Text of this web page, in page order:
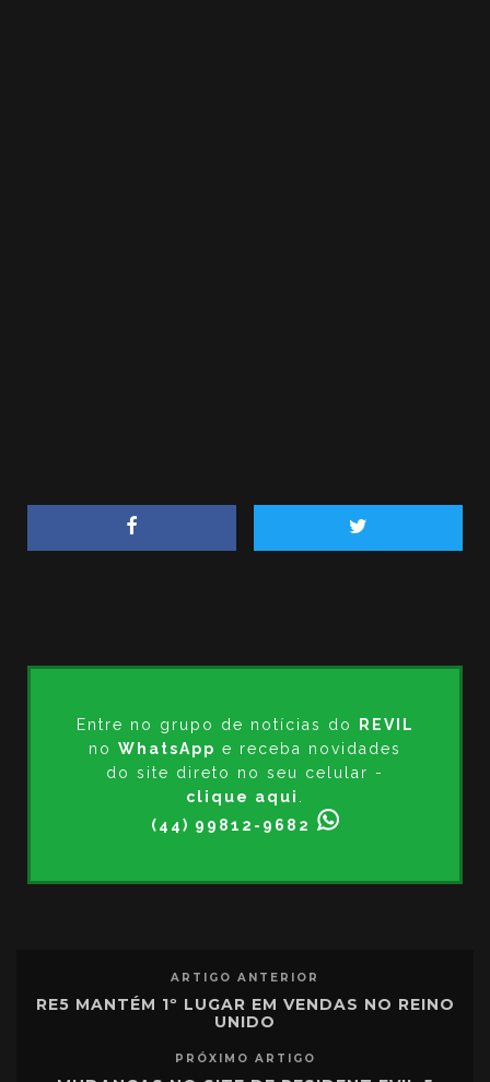
Entre no grupo de notícias do
REVIL
no WhatsApp e receba novidades
do site direto no seu celular -
clique aqui
(44) 99812-9682
ARTIGO ANTERIOR
RE5 MANTÉM 1º LUGAR EM VENDAS NO REINO
UNIDO
PRÓXIMO ARTIGO